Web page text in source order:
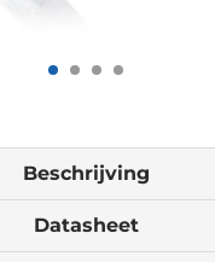
Beschrijving
Datasheet